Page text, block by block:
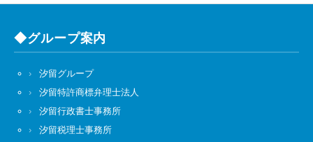
◆グループ案内
汐留グループ
汐留特許商標弁理士法人
汐留行政書士事務所
汐留税理士事務所